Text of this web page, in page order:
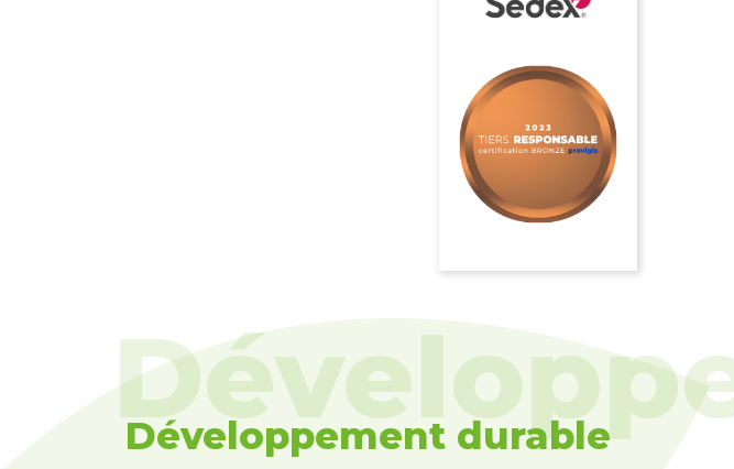
Développement durable